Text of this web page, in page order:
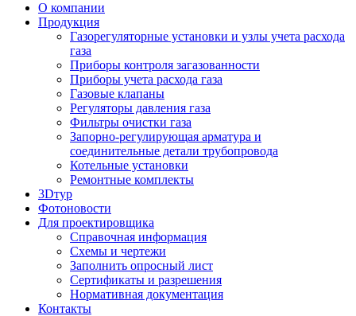
О компании
Продукция
Газорегуляторные установки и узлы учета расхода
газа
Приборы контроля загазованности
Приборы учета расхода газа
Газовые клапаны
Регуляторы давления газа
Фильтры очистки газа
Запорно-регулирующая арматура и
соединительные детали трубопровода
Котельные установки
Ремонтные комплекты
3Dтур
Фотоновости
Для проектировщика
Справочная информация
Схемы и чертежи
Заполнить опросный лист
Сертификаты и разрешения
Нормативная документация
Контакты